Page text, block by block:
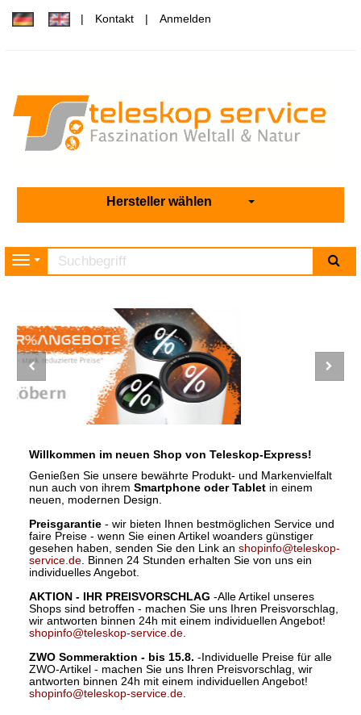
Kontakt Anmelden
Hersteller wählen
Navigation
Willkommen im neuen Shop von Teleskop-Express!
Genießen Sie unsere bewährte Produkt- und Markenvielfalt
nun auch von ihremSmartphone oder Tablet in einem
neuen, modernen Design.
Preisgarantie - wir bieten Ihnen bestmöglichen Service und
faire Preise - wenn Sie einen Artikel woanders günstiger
gesehen haben, senden Sie den Link anshopinfo@teleskop-
service.de . Binnen 24 Stunden erhalten Sie von uns ein
individuelles Angebot.
AKTION - IHR PREISVORSCHLAG -Alle Artikel unseres
Shops sind betroffen - machen Sie uns Ihren Preisvorschlag,
wir antworten binnen 24h mit einem individuellen Angebot!
shopinfo@teleskop-service.de
ZWO Sommeraktion - bis 15.8. -Individuelle Preise für alle
ZWO-Artikel - machen Sie uns Ihren Preisvorschlag, wir
antworten binnen 24h mit einem individuellen Angebot!
shopinfo@teleskop-service.de